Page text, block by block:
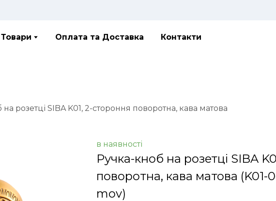
Товари Оплата та Доставка Контакти
розетці SIBA K01, 2-стороння поворотна, кава матова
в наявності
Ручка-кноб на розетці SIBA
поворотна, кава матова (K01-
mov)